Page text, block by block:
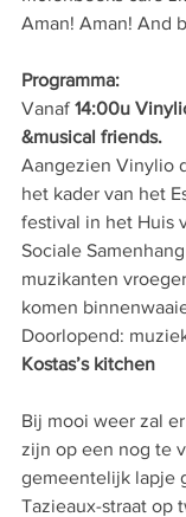
Aman! Aman! And
Programma:
Vanaf 14:00u
&musical friends.
Aangezien Vinylio
het kader van het
festival in het Huis
Sociale
muzikanten
komen
Doorlopend:
Kostas’s kitchen
Bij mooi weer zal
zijn op een nog te
gemeentelijk lapje
Tazieaux-straat op